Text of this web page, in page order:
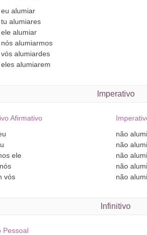
eu alumiar
tu alumiares
ele alumiar
nós alumiarmos
vós alumiardes
eles alumiarem
Imperativo
Afirmativo
ele
nós
vós
não
não
não
não
não
Infinitivo
Pessoal